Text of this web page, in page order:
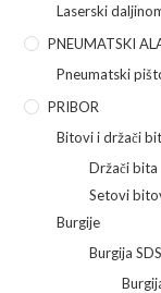
Laserski
PNEUMATSKI
Pneumatski
PRIBOR
Bitovi i držači
Držači bita
Setovi
Burgije
Burgija